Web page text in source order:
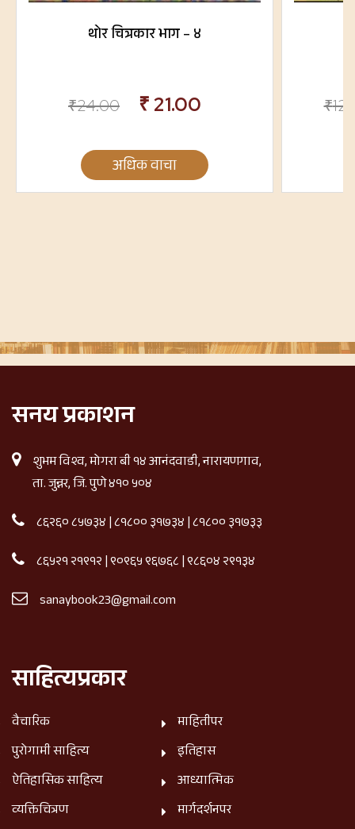
थोर चित्रकार भाग – ४
₹24.00 ₹21.00
अधिक वाचा
₹
सनय प्रकाशन
शुभम विश्व, मोगरा बी १४ आनंदवाडी, नारायणगाव,
ता. जुन्नर, जि. पुणे ४१० ५०४
८६२६० ८५७३४|८१८०० ३१७३४|८१८०० ३१७३३
८६५२१ २१९१२|९०९६५ ९६७६८|९८६०४ २९१३४
sanaybook23@gmail.com
साहित्यप्रकार
वैचारिक
पुरोगामी साहित्य
ऐतिहासिक साहित्य
व्यक्तिचित्रण
माहितीपर
इतिहास
आध्यात्मिक
मार्गदर्शनपर